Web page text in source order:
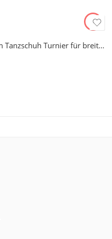
Modell 85 Lack Diamant Herren Tanzschuh Turnier für breite Füße